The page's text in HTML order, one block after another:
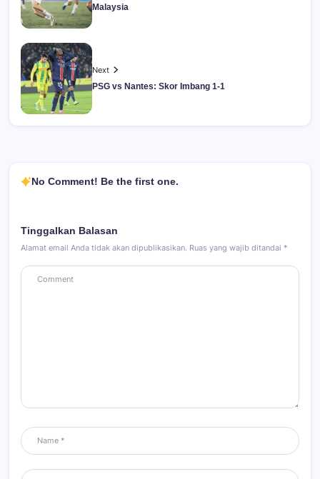
Malaysia
Next
PSG vs Nantes: Skor Imbang 1-1
No Comment! Be the first one.
Tinggalkan Balasan
Alamat email Anda tidak akan dipublikasikan. Ruas yang wajib ditandai *